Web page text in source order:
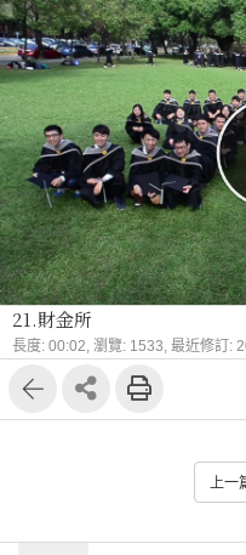
21.財金所
長度: 00:02, 瀏覽: 1533, 最近修訂:
上一